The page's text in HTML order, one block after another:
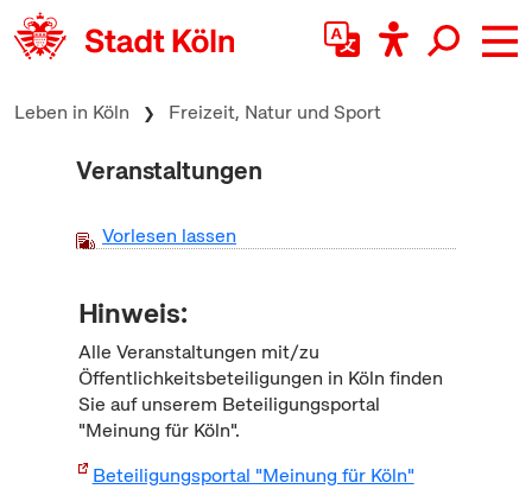
zum Inhalt springen
Leben in Köln Freizeit, Natur und Sport
Veranstaltungen
Vorlesen lassen
Hinweis:
Alle Veranstaltungen mit/zu
Öffentlichkeitsbeteiligungen in Köln finden
Sie auf unserem Beteiligungsportal
"Meinung für Köln".
Beteiligungsportal "Meinung für Köln"